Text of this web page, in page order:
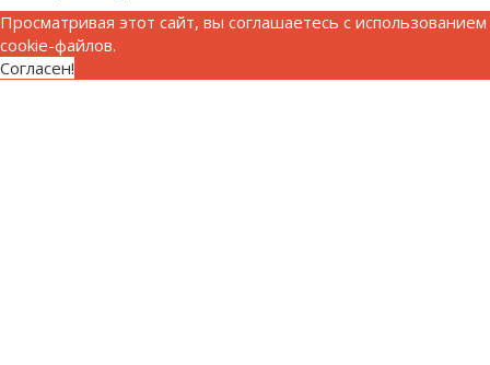
Просматривая этот сайт, вы соглашаетесь с использованием
cookie-файлов.
Согласен!